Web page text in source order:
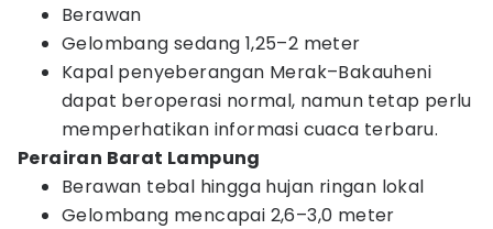
Berawan
Gelombang sedang 1,25–2 meter
Kapal penyeberangan Merak–Bakauheni
dapat beroperasi normal, namun tetap perlu
memperhatikan informasi cuaca terbaru.
Perairan Barat Lampung
Berawan tebal hingga hujan ringan lokal
Gelombang mencapai 2,6–3,0 meter